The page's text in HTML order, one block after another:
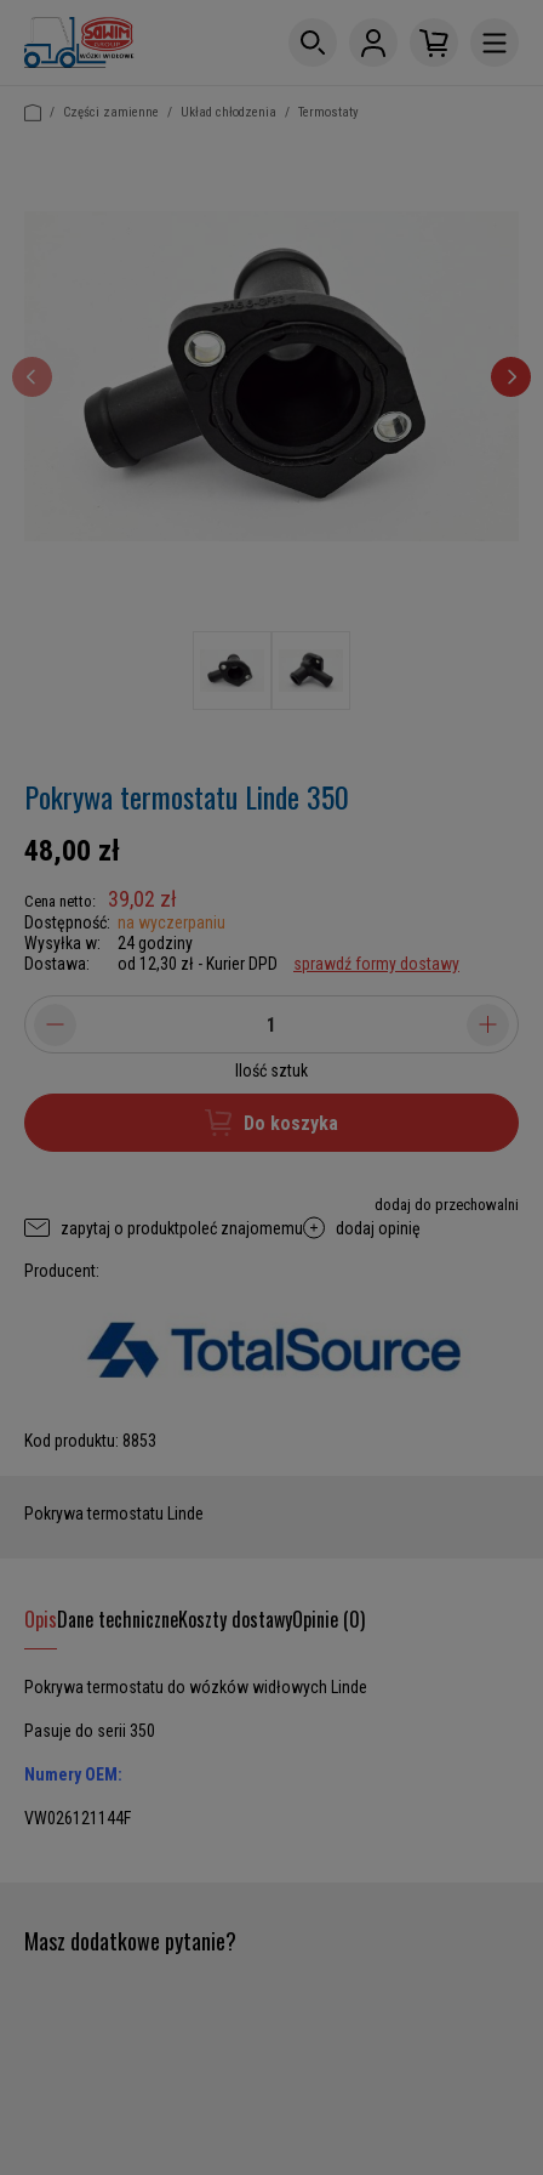
/ Części zamienne / Układ chłodzenia / Termostaty
Pokrywa termostatu Linde 350
48,00 zł
Cena netto: 39,02 zł
Dostępność: na wyczerpaniu
Wysyłka w:
24 godziny
Dostawa:
od 12,30 zł - Kurier DPD sprawdź formy dostawy
Ilość sztuk
Do koszyka
dodaj do przechowalni
zapytaj o produktpoleć znajomemu dodaj opinię
Producent:
Kod produktu: 8853
Pokrywa termostatu Linde
OpisDane techniczneKoszty dostawyOpinie (0)
Pokrywa termostatu do wózków widłowych Linde
Pasuje do serii 350
Numery OEM:
VW026121144F
Masz dodatkowe pytanie?